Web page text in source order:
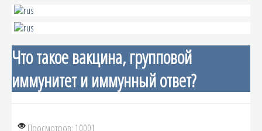
Что такое вакцина, групповой
иммунитет и иммунный ответ?
Просмотров: 10001